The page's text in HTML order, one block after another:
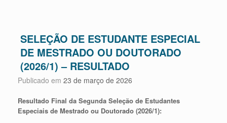
SELEÇÃO DE ESTUDANTE ESPECIAL
DE MESTRADO OU DOUTORADO
(2026/1) – RESULTADO
Publicado em 23 de março de 2026
Resultado Final da Segunda Seleção de Estudantes
Especiais de Mestrado ou Doutorado (2026/1):